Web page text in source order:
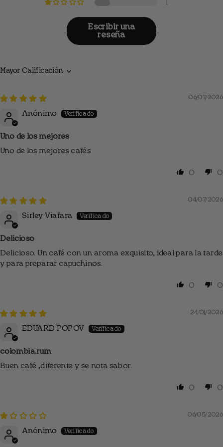
Escribir una
reseña
Sort by
06/07/2026
Anónimo
Uno de los mejores
Uno de los mejores cafés
0 0
04/07/2026
Sirley Viafara
Delicioso
Delicioso. Un café con un aroma exquisito, ideal para la tarde
y para preparar capuchinos.
0 0
24/01/2026
EDUARD POPOV
colombia.rum
Buen café ,diferente y se nota sabor.
0 0
06/05/2026
Anónimo